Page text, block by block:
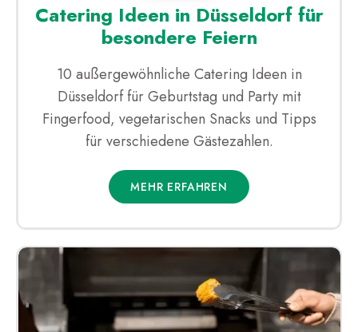
Catering Ideen in Düsseldorf für
besondere Feiern
10 außergewöhnliche Catering Ideen in
Düsseldorf für Geburtstag und Party mit
Fingerfood, vegetarischen Snacks und Tipps
für verschiedene Gästezahlen.
MEHR ERFAHREN